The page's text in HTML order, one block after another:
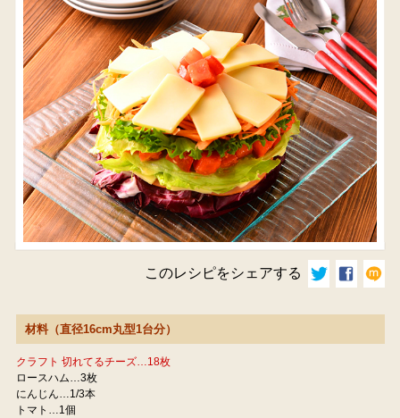
このレシピをシェアする
材料（直径16cm丸型1台分）
クラフト 切れてるチーズ…18枚
ロースハム…3枚
にんじん…1/3本
トマト…1個